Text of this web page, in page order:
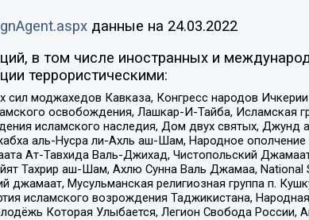
данные на 24.03.2022
в том числе иностранных и
террористическими:
моджахедов Кавказа, Конгресс народов Ичкерии
освобождения, Лашкар-И-Тайба, Исламская
исламского наследия, Дом двух святых,
аль-Нусра ли-Ахль аш-Шам, Народное
Ат-Тавхида Валь-Джихад, Чистопольский
Тахрир аш-Шам, Ахлю Сунна Валь Джамаа, National
джамаат, Мусульманская религиозная группа п.
исламского возрождения Таджикистана,
Которая Улыбается, Легион Свобода России,